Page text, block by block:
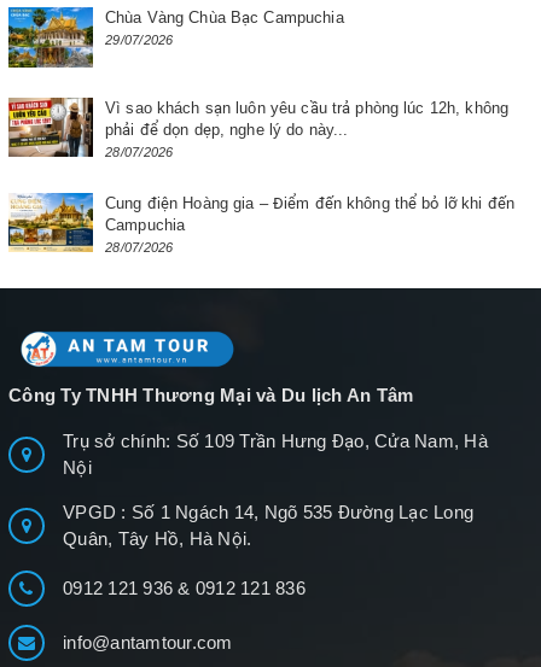
Chùa Vàng Chùa Bạc Campuchia
29/07/2026
Vì sao khách sạn luôn yêu cầu trả phòng lúc 12h, không
phải để dọn dẹp, nghe lý do này...
28/07/2026
Cung điện Hoàng gia – Điểm đến không thể bỏ lỡ khi đến
Campuchia
28/07/2026
Công Ty TNHH Thương Mại và Du lịch An Tâm
Trụ sở chính: Số 109 Trần Hưng Đạo, Cửa Nam, Hà
Nội
VPGD : Số 1 Ngách 14, Ngõ 535 Đường Lạc Long
Quân, Tây Hồ, Hà Nội.
0912 121 936& 0912 121 836
info@antamtour.com